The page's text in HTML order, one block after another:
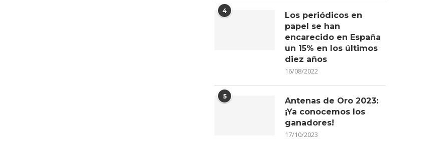
4
Los periódicos en
papel se han
encarecido en España
un 15% en los últimos
diez años
16/08/2022
5
Antenas de Oro 2023:
¡Ya conocemos los
ganadores!
17/10/2023